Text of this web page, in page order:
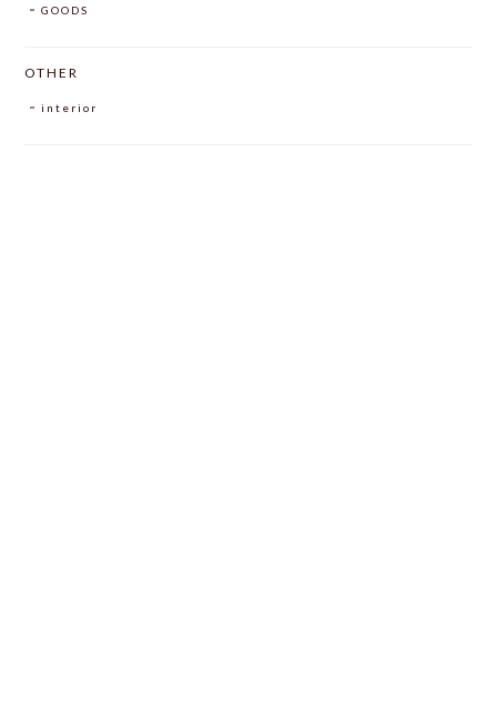
GOODS
OTHER
interior